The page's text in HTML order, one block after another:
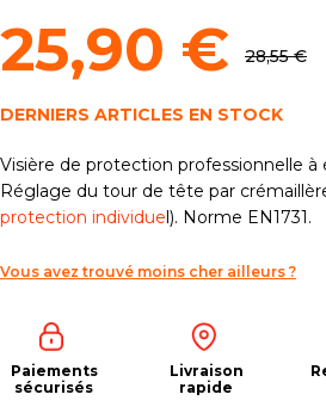
25,90 € 28,55 €
DERNIERS ARTICLES EN STOCK
Visière de protection professionnelle à
Réglage du tour de tête par
protection individuel). Norme EN1731.
Vous avez trouvé moins cher ailleurs ?
Paiements
sécurisés
Livraison
rapide